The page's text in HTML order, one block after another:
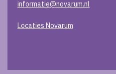
informatie@novarum.nl
Locaties Novarum